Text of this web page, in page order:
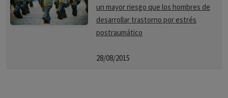
un mayor riesgo que los hombres de
desarrollar trastorno por estrés
postraumático
28/08/2015